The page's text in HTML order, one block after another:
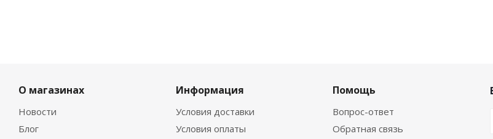
О магазинах
Новости
Блог
Информация
Условия доставки
Условия оплаты
Помощь
Вопрос-ответ
Обратная связь